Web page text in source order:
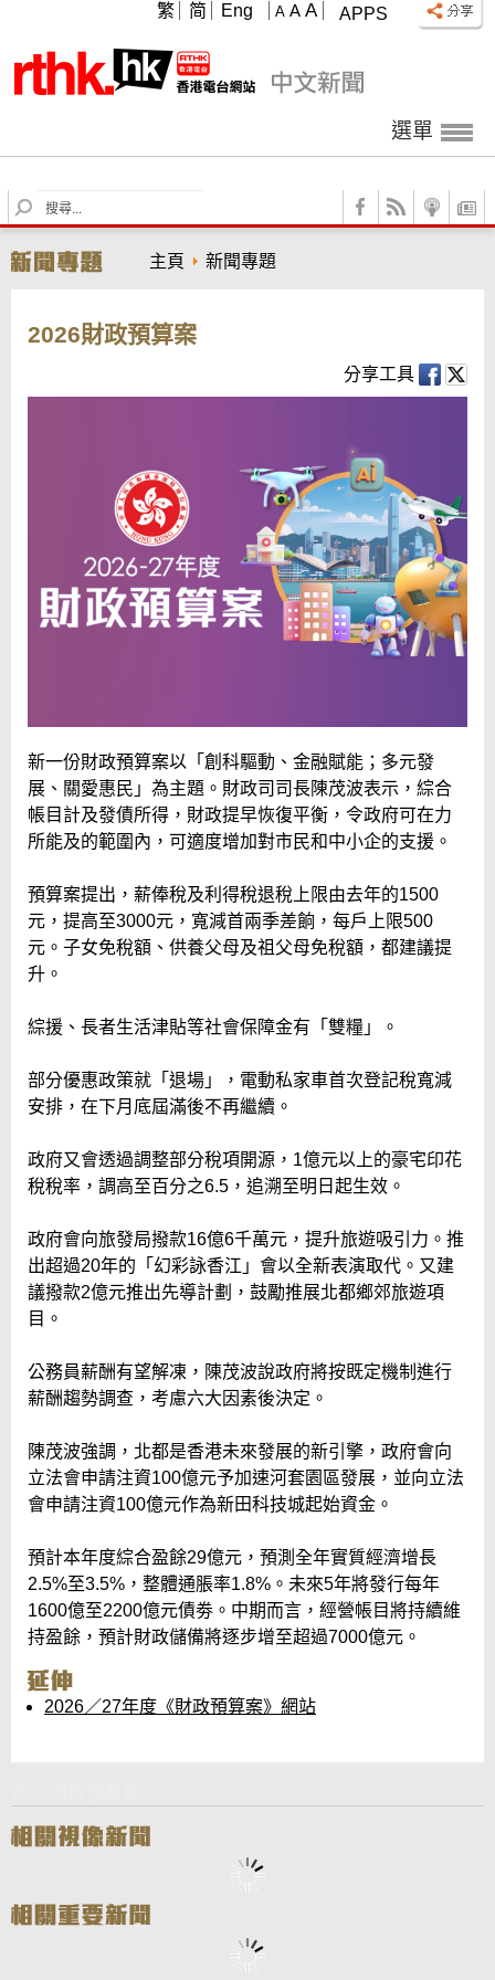
APPS
A A A
繁 简 Eng
選單
S
e
r
主頁 新聞專題
2026財政預算案
分享工具
新一份財政預算案以「創科驅動、金融賦能；多元發
展、關愛惠民」為主題。財政司司長陳茂波表示，綜合
帳目計及發債所得，財政提早恢復平衡，令政府可在力
所能及的範圍內，可適度增加對市民和中小企的支援。
預算案提出，薪俸稅及利得稅退稅上限由去年的1500
元，提高至3000元，寬減首兩季差餉，每戶上限500
元。子女免稅額、供養父母及祖父母免稅額，都建議提
升。
綜援、長者生活津貼等社會保障金有「雙糧」。
部分優惠政策就「退場」，電動私家車首次登記稅寬減
安排，在下月底屆滿後不再繼續。
政府又會透過調整部分稅項開源，1億元以上的豪宅印花
稅稅率，調高至百分之6.5，追溯至明日起生效。
政府會向旅發局撥款16億6千萬元，提升旅遊吸引力。推
出超過20年的「幻彩詠香江」會以全新表演取代。又建
議撥款2億元推出先導計劃，鼓勵推展北都鄉郊旅遊項
目。
公務員薪酬有望解凍，陳茂波說政府將按既定機制進行
薪酬趨勢調查，考慮六大因素後決定。
陳茂波強調，北都是香港未來發展的新引擎，政府會向
立法會申請注資100億元予加速河套園區發展，並向立法
會申請注資100億元作為新田科技城起始資金。
預計本年度綜合盈餘29億元，預測全年實質經濟增長
2.5%至3.5%，整體通脹率1.8%。未來5年將發行每年
1600億至2200億元債劵。中期而言，經營帳目將持續維
持盈餘，預計財政儲備將逐步增至超過7000億元。
2026／27年度《財政預算案》網站